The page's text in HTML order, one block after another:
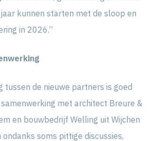
kunnen starten met de sloop en
in 2026.”
tussen de nieuwe partners is goed
met architect Breure &
en bouwbedrijf Welling uit Wijchen
soms pittige discussies,